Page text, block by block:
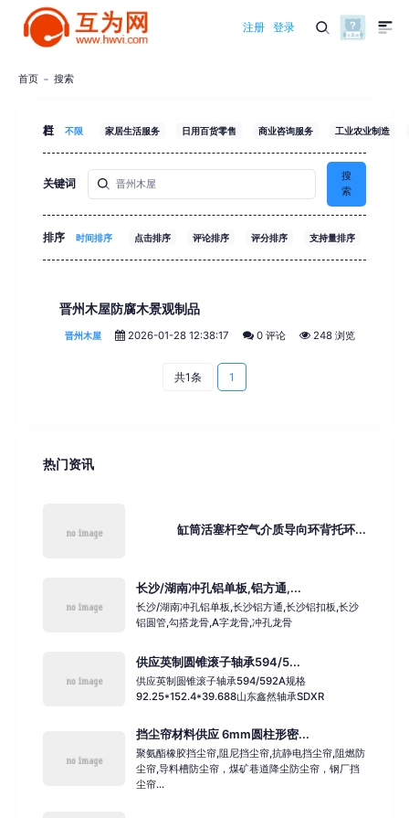
注册 登录
首页 搜索
栏目 不限 家居生活服务 日用百货零售 商业咨询服务 工业农业制造
关键词
搜
索
排序 时间排序 点击排序 评论排序 评分排序 支持量排序
晋州木屋防腐木景观制品
晋州木屋 2026-01-28 12:38:17 0 评论 248 浏览
共1条 1
热门资讯
缸筒活塞杆空气介质导向环背托环...
长沙/湖南冲孔铝单板,铝方通,...
长沙/湖南冲孔铝单板,长沙铝方通,长沙铝扣板,长沙
铝圆管,勾搭龙骨,A字龙骨,冲孔龙骨
供应英制圆锥滚子轴承594/5...
供应英制圆锥滚子轴承594/592A规格
92.25*152.4*39.688山东鑫然轴承SDXR
挡尘帘材料供应 6mm圆柱形密...
聚氨酯橡胶挡尘帘,阻尼挡尘帘,抗静电挡尘帘,阻燃防
尘帘,导料槽防尘帘，煤矿巷道降尘防尘帘，钢厂挡
尘帘...